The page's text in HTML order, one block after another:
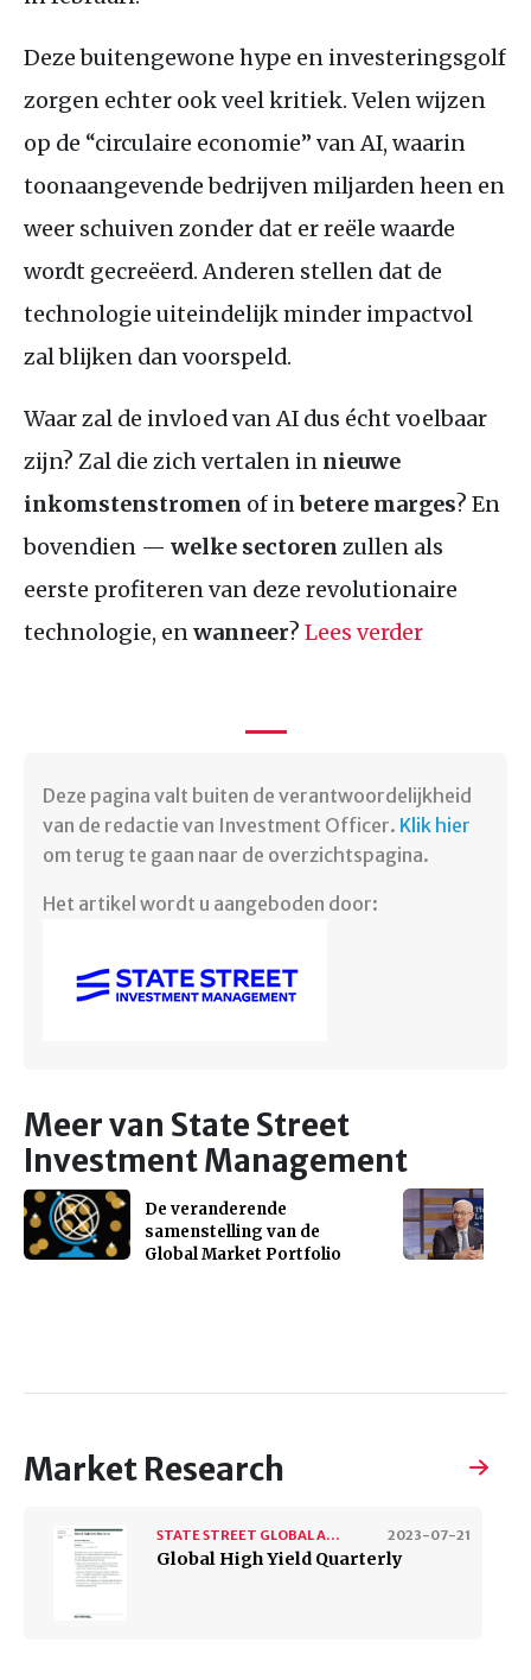
Deze buitengewone hype en investeringsgolf
zorgen echter ook veel kritiek. Velen wijzen
op de “circulaire economie” van AI, waarin
toonaangevende bedrijven miljarden heen en
weer schuiven zonder dat er reële waarde
wordt gecreëerd. Anderen stellen dat de
technologie uiteindelijk minder impactvol
zal blijken dan voorspeld.
Waar zal de invloed van AI dus écht voelbaar
zijn? Zal die zich vertalen in nieuwe
inkomstenstromen of inbetere marges? En
bovendien — welke sectoren zullen als
eerste profiteren van deze revolutionaire
technologie, en wanneer? Lees verder
Deze pagina valt buiten de verantwoordelijkheid
van de redactie van Investment Officer. Klik hier
om terug te gaan naar de overzichtspagina.
Het artikel wordt u aangeboden door:
Meer van State Street
Investment Management
De veranderende
samenstelling van de
Global Market Portfolio
Market Research
2023-07-21
STATE STREET GLOBAL ADVISORS
Global High Yield Quarterly